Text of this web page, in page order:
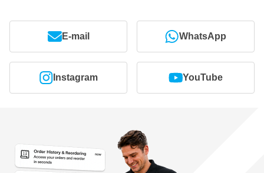
E-mail WhatsApp
Instagram YouTube